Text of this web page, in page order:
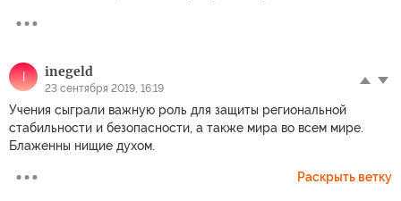
I inegeld
23 сентября 2019, 16:19
Учения сыграли важную роль для защиты региональной
стабильности и безопасности, а также мира во всем мире.
Блаженны нищие духом.
Раскрыть ветку